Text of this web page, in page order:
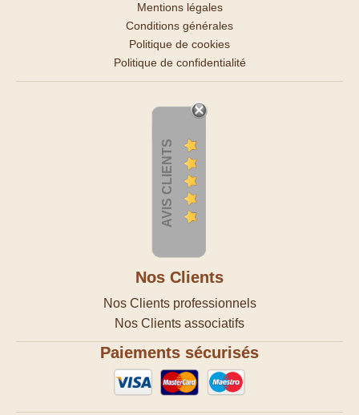
Mentions légales
Conditions générales
Politique de cookies
Politique de confidentialité
AVIS CLIENTS
Nos Clients
Nos Clients professionnels
Nos Clients associatifs
Paiements sécurisés